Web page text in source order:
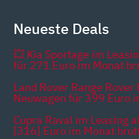
Neueste Deals
💥 Kia Sportage im
für 271 Euro im Monat
Land Rover Range
Neuwagen für 399 Euro
Cupra Raval im Leasing
[316] Euro im Monat